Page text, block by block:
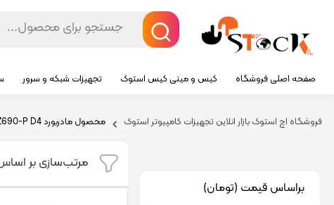
صفحه اصلی فروشگاه کیس و مینی کیس استوک تجهیزات شبکه و سرور
فروشگاه اچ استوک بازار انلاین تجهیزات کامپیوتر استوک محصول مادربوردP D4
براساس قیمت (تومان)
مرتب‌سازی بر